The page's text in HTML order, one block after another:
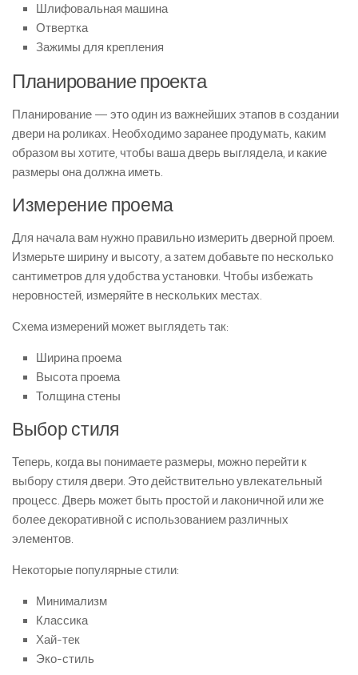
Шлифовальная машина
Отвертка
Зажимы для крепления
Планирование проекта
Планирование — это один из важнейших этапов в создании
двери на роликах. Необходимо заранее продумать, каким
образом вы хотите, чтобы ваша дверь выглядела, и какие
размеры она должна иметь.
Измерение проема
Для начала вам нужно правильно измерить дверной проем.
Измерьте ширину и высоту, а затем добавьте по несколько
сантиметров для удобства установки. Чтобы избежать
неровностей, измеряйте в нескольких местах.
Схема измерений может выглядеть так:
Ширина проема
Высота проема
Толщина стены
Выбор стиля
Теперь, когда вы понимаете размеры, можно перейти к
выбору стиля двери. Это действительно увлекательный
процесс. Дверь может быть простой и лаконичной или же
более декоративной с использованием различных
элементов.
Некоторые популярные стили:
Минимализм
Классика
Хай-тек
Эко-стиль